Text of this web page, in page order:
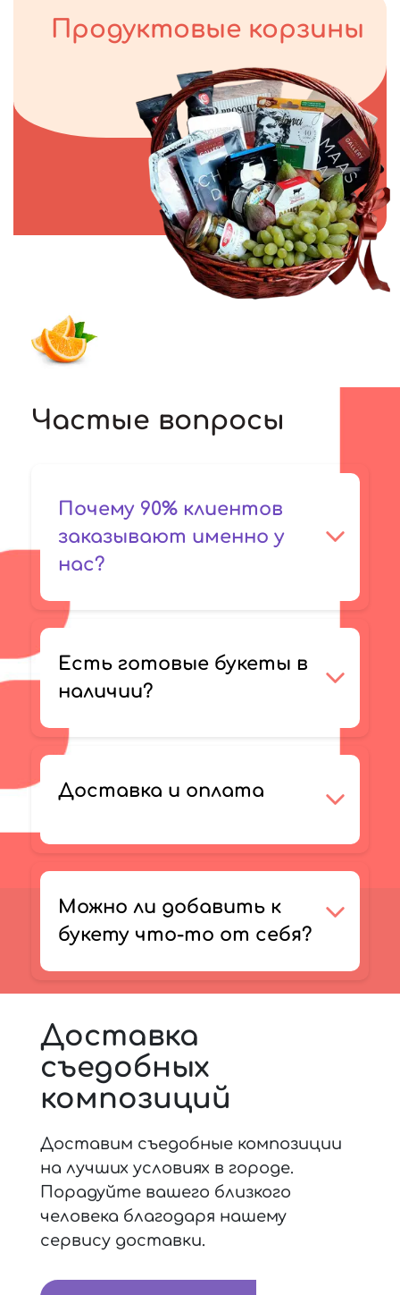
Продуктовые корзины
Частые вопросы
Почему 90% клиентов
заказывают именно у
нас?
Есть готовые букеты в
наличии?
Доставка и оплата
Можно ли добавить к
букету что-то от себя?
Доставка
съедобных
композиций
Доставим съедобные композиции
на лучших условиях в городе.
Порадуйте вашего близкого
человека благодаря нашему
сервису доставки.